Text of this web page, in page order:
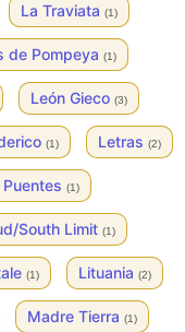
La Traviata (1)
de Pompeya (1)
León Gieco (3)
(1) Letras (2)
(1)
South Limit (1)
(1) Lituania (2)
Madre Tierra (1)